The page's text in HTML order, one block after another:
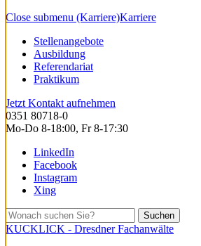
Close submenu (Karriere)Karriere
Stellenangebote
Ausbildung
Referendariat
Praktikum
Jetzt Kontakt aufnehmen
0351 80718-0
Mo-Do 8-18:00, Fr 8-17:30
LinkedIn
Facebook
Instagram
Xing
Suchen
KUCKLICK - Dresdner Fachanwälte